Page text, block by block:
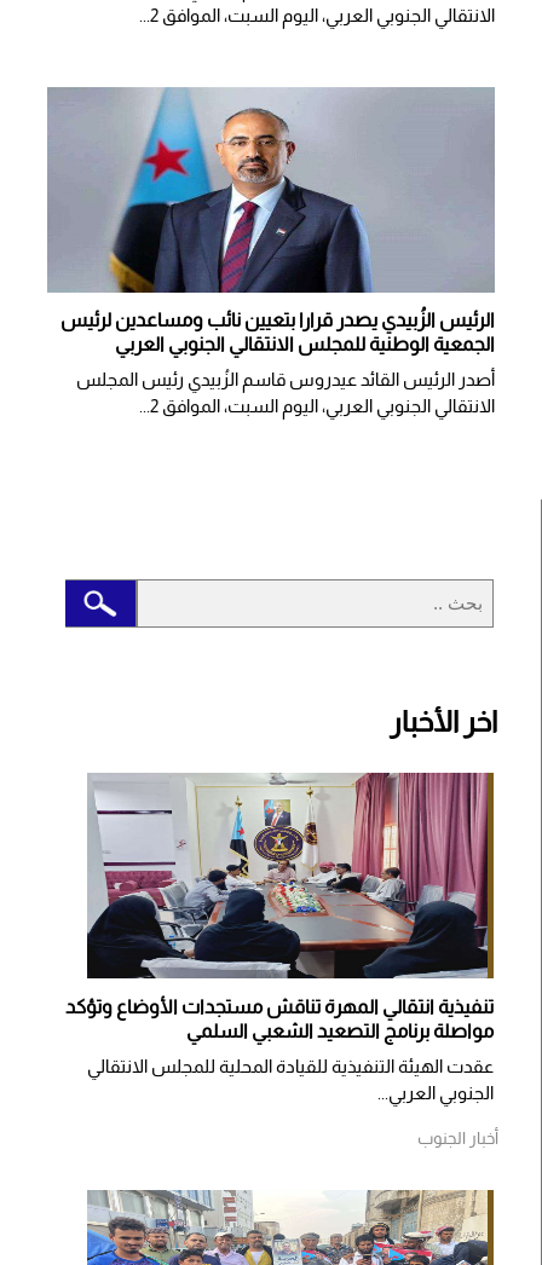
الانتقالي الجنوبي العربي، اليوم السبت، الموافق 2...
الرئيس الزُبيدي يصدر قرارا بتعيين نائب ومساعدين لرئيس
الجمعية الوطنية للمجلس الانتقالي الجنوبي العربي
أصدر الرئيس القائد عيدروس قاسم الزُبيدي رئيس المجلس
الانتقالي الجنوبي العربي، اليوم السبت، الموافق 2...
اخر الأخبار
تنفيذية انتقالي المهرة تناقش مستجدات الأوضاع وتؤكد
مواصلة برنامج التصعيد الشعبي السلمي
عقدت الهيئة التنفيذية للقيادة المحلية للمجلس الانتقالي
الجنوبي العربي...
أخبار الجنوب